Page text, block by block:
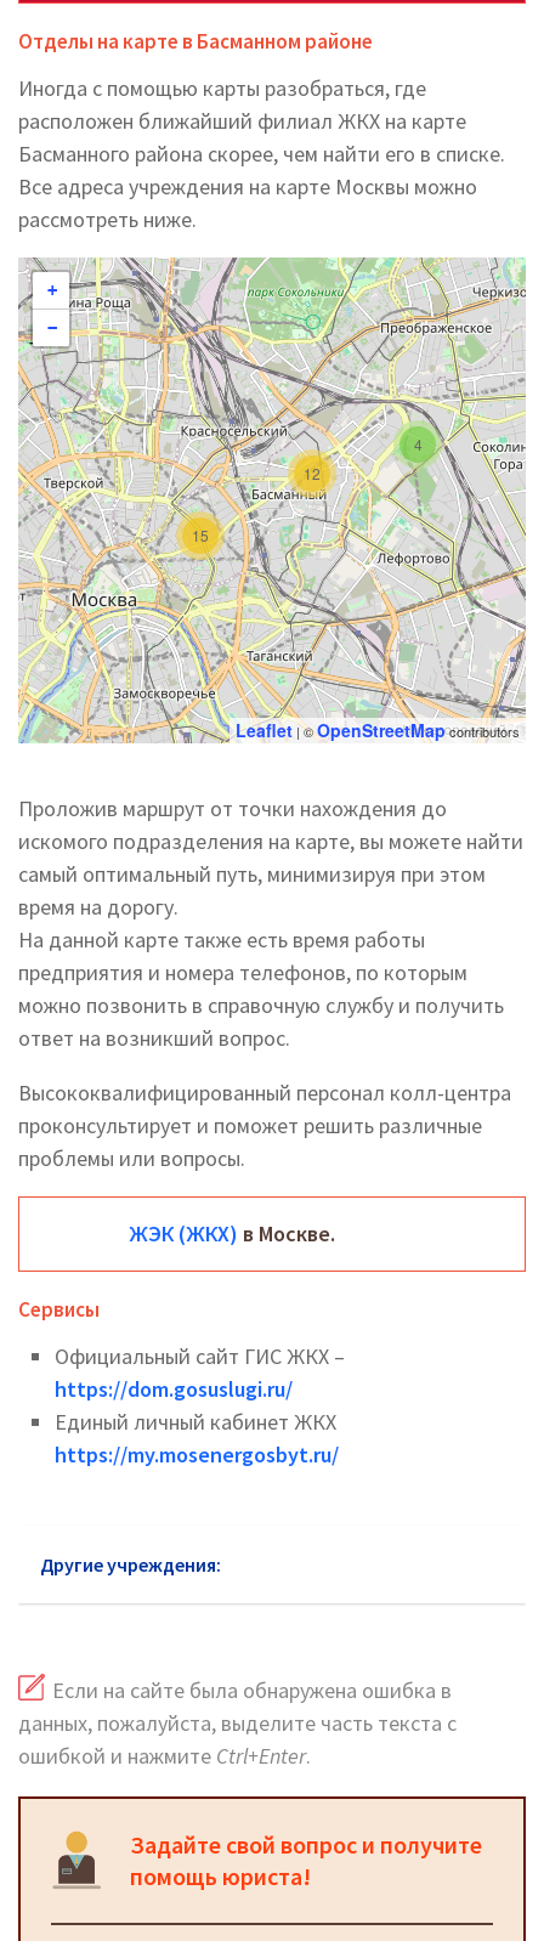
Отделы на карте в Басманном районе
Иногда с помощью карты разобраться, где
расположен ближайший филиал ЖКХ на карте
Басманного района скорее, чем найти его в списке.
Все адреса учреждения на карте Москвы можно
рассмотреть ниже.
12
4
15
+
−
Leaflet | ©OpenStreetMapcontributors
Проложив маршрут от точки нахождения до
искомого подразделения на карте, вы можете найти
самый оптимальный путь, минимизируя при этом
время на дорогу.
На данной карте также есть время работы
предприятия и номера телефонов, по которым
можно позвонить в справочную службу и получить
ответ на возникший вопрос.
Высококвалифицированный персонал колл-центра
проконсультирует и поможет решить различные
проблемы или вопросы.
ЖЭК (ЖКХ) в Москве.
Сервисы
Официальный сайт ГИС ЖКХ –
https://dom.gosuslugi.ru/
Единый личный кабинет ЖКХ
https://my.mosenergosbyt.ru/
Другие учреждения:
Если на сайте была обнаружена ошибка в
данных, пожалуйста, выделите часть текста с
ошибкой и нажмите Ctrl+Enter.
Задайте свой вопрос и получите
помощь юриста!